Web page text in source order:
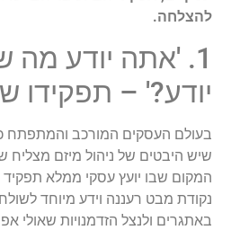
להצלחה.
1. 'אתה יודע
יודע?' – תפקידו
בעולם העסקים המורכב והמתפתח
שיש היבטים של ניהול מיזם מצליח
המקום שבו יועץ עסקי ממלא תפקיד
נקודת מבט רעננה וידע מיוחד
באתגרים ולנצל הזדמנויות שאולי